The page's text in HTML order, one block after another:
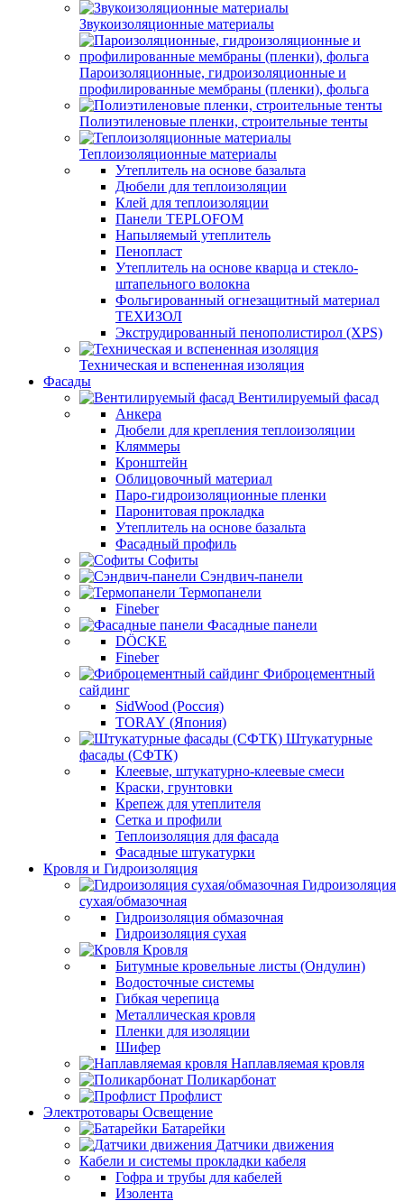
Звукоизоляционные материалы
Пароизоляционные, гидроизоляционные и
профилированные мембраны (пленки), фольга
Полиэтиленовые пленки, строительные тенты
Теплоизоляционные материалы
Утеплитель на основе базальта
Дюбели для теплоизоляции
Клей для теплоизоляции
Панели TEPLOFOM
Напыляемый утеплитель
Пенопласт
Утеплитель на основе кварца и стекло-
штапельного волокна
Фольгированный огнезащитный материал
ТЕХИЗОЛ
Экструдированный пенополистирол (XPS)
Техническая и вспененная изоляция
Фасады
Вентилируемый фасад
Анкера
Дюбели для крепления теплоизоляции
Кляммеры
Кронштейн
Облицовочный материал
Паро-гидроизоляционные пленки
Паронитовая прокладка
Утеплитель на основе базальта
Фасадный профиль
Софиты
Сэндвич-панели
Термопанели
Fineber
Фасадные панели
DÖCKE
Fineber
Фиброцементный
сайдинг
SidWood (Россия)
TORAY (Япония)
Штукатурные
фасады (СФТК)
Клеевые, штукатурно-клеевые смеси
Краски, грунтовки
Крепеж для утеплителя
Сетка и профили
Теплоизоляция для фасада
Фасадные штукатурки
Кровля и Гидроизоляция
Гидроизоляция
сухая/обмазочная
Гидроизоляция обмазочная
Гидроизоляция сухая
Кровля
Битумные кровельные листы (Ондулин)
Водосточные системы
Гибкая черепица
Металлическая кровля
Пленки для изоляции
Шифер
Наплавляемая кровля
Поликарбонат
Профлист
Электротовары Освещение
Батарейки
Датчики движения
Кабели и системы прокладки кабеля
Гофра и трубы для кабелей
Изолента